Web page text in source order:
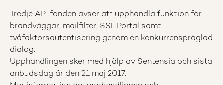
Tredje AP-fonden avser att upphandla funktion för
brandväggar, mailfilter, SSL Portal samt
tvåfaktorsautentisering genom en konkurrenspräglad
dialog.
Upphandlingen sker med hjälp av Sentensia och sista
anbudsdag är den 21 maj 2017.